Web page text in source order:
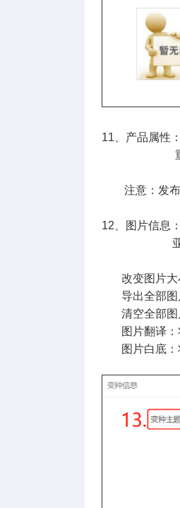
11、产品属性
重要属性
注意：发布
12、图片信息
亚马逊
改变图片大
导出全部图
清空全部图
图片翻译：
图片白底：